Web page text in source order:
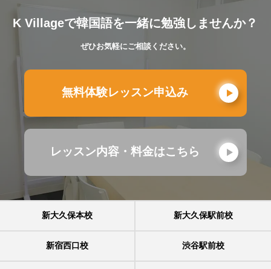
K Villageで韓国語を一緒に勉強しませんか？
ぜひお気軽にご相談ください。
無料体験レッスン申込み
レッスン内容・料金はこちら
新大久保本校 新大久保駅前校
新宿西口校 渋谷駅前校